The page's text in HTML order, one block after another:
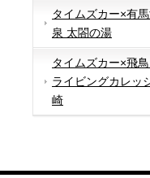
タイムズカー×有
泉 太閤の湯
タイムズカー×飛鳥
ライビングカレッ
崎